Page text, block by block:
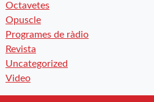
Octavetes
Opuscle
Programes de ràdio
Revista
Uncategorized
Video